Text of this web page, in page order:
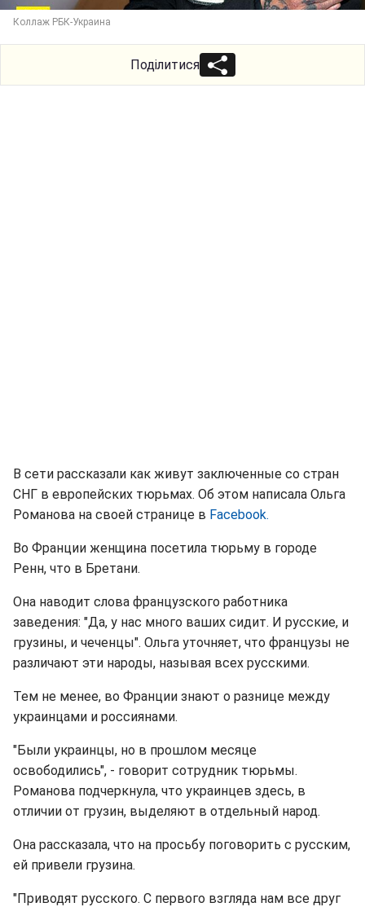
Коллаж РБК-Украина
Поділитися
В сети рассказали как живут заключенные со стран
СНГ в европейских тюрьмах. Об этом написала Ольга
Романова на своей странице в Facebook.
Во Франции женщина посетила тюрьму в городе
Ренн, что в Бретани.
Она наводит слова французского работника
заведения: "Да, у нас много ваших сидит. И русские, и
грузины, и чеченцы". Ольга уточняет, что французы не
различают эти народы, называя всех русскими.
Тем не менее, во Франции знают о разнице между
украинцами и россиянами.
"Были украинцы, но в прошлом месяце
освободились", - говорит сотрудник тюрьмы.
Романова подчеркнула, что украинцев здесь, в
отличии от грузин, выделяют в отдельный народ.
Она рассказала, что на просьбу поговорить с русским,
ей привели грузина.
"Приводят русского. С первого взгляда нам все друг